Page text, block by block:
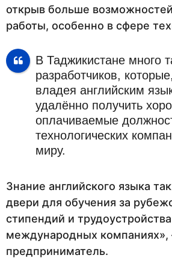
открыв больше
работы, особенно в сфере
В Таджикистане много
разработчиков,
владея английским
удалённо получить
оплачиваемые
технологических
миру.
Знание английского языка
двери для обучения за
стипендий и
международных компаниях»,
предприниматель.